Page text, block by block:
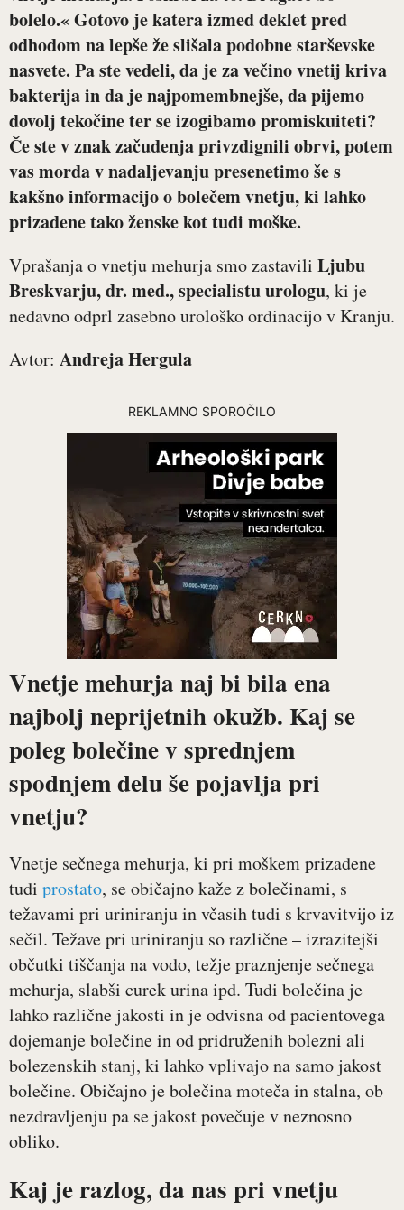
bolelo.« Gotovo je katera izmed deklet pred
odhodom na lepše že slišala podobne starševske
nasvete. Pa ste vedeli, da je za večino vnetij kriva
bakterija in da je najpomembnejše, da pijemo
dovolj tekočine ter se izogibamo promiskuiteti?
Če ste v znak začudenja privzdignili obrvi, potem
vas morda v nadaljevanju presenetimo še s
kakšno informacijo o bolečem vnetju, ki lahko
prizadene tako ženske kot tudi moške.
Vprašanja o vnetju mehurja smo zastavili Ljubu
Breskvarju, dr. med., specialistu urologu, ki je
nedavno odprl zasebno urološko ordinacijo v Kranju.
Avtor: Andreja Hergula
REKLAMNO SPOROČILO
Vnetje mehurja naj bi bila ena
najbolj neprijetnih okužb. Kaj se
poleg bolečine v sprednjem
spodnjem delu še pojavlja pri
vnetju?
Vnetje sečnega mehurja, ki pri moškem prizadene
tudi prostato, se običajno kaže z bolečinami, s
težavami pri uriniranju in včasih tudi s krvavitvijo iz
sečil. Težave pri uriniranju so različne – izrazitejši
občutki tiščanja na vodo, težje praznjenje sečnega
mehurja, slabši curek urina ipd. Tudi bolečina je
lahko različne jakosti in je odvisna od pacientovega
dojemanje bolečine in od pridruženih bolezni ali
bolezenskih stanj, ki lahko vplivajo na samo jakost
bolečine. Običajno je bolečina moteča in stalna, ob
nezdravljenju pa se jakost povečuje v neznosno
obliko.
Kaj je razlog, da nas pri vnetju